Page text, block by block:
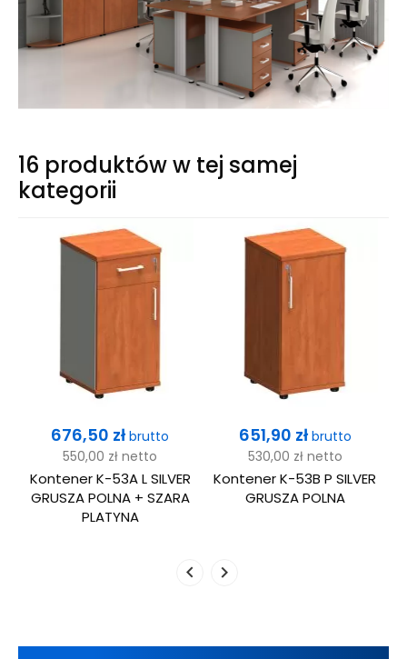
16 produktów w tej samej
kategorii
Cena
676,50 złbrutto
550,00 zł netto
Kontener K-53A L SILVER
GRUSZA POLNA + SZARA
PLATYNA
Cena
651,90 zł brutto
530,00 zł netto
Kontener K-53B P SILVER
GRUSZA POLNA